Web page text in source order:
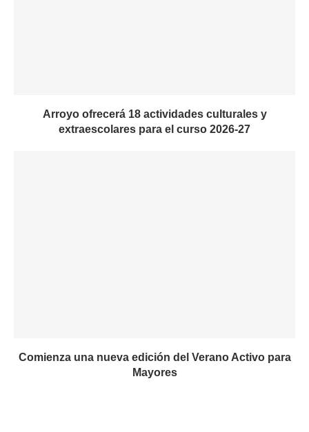
Arroyo ofrecerá 18 actividades culturales y
extraescolares para el curso 2026-27
Comienza una nueva edición del Verano Activo para
Mayores